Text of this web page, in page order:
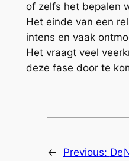
of zelfs het bepalen
Het einde van een
intens en vaak
Het vraagt veel
deze fase door te
← Previous: De